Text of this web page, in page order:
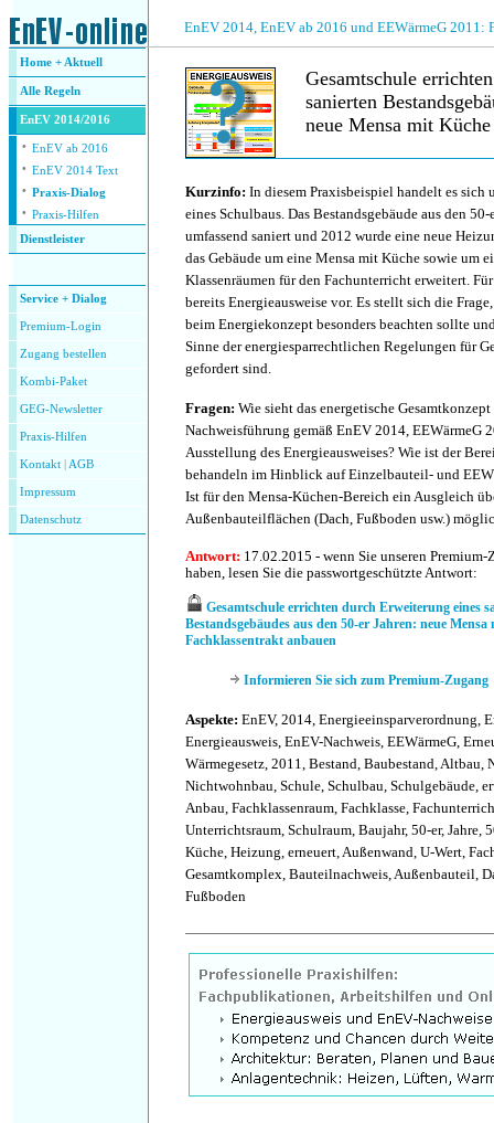
EnEV 2014, EnEV ab 2016 und EEWärmeG 2011:
Home + Aktuell
Alle Regeln
EnEV 2014/2016
· EnEV ab 2016
· EnEV 2014 Text
· Praxis-Dialog
· Praxis-Hilfen
Dienstleister
Service + Dialog
Premium-Login
Zugang bestellen
Kombi-Paket
GEG-Newsletter
Praxis-Hilfen
Kontakt AGB
Impressum
Datenschutz
Gesamtschule
sanierten
neue Mensa mit
Kurzinfo: In diesem Praxisbeispiel handelt es sich
eines Schulbaus. Das Bestandsgebäude aus den
umfassend saniert und 2012 wurde eine neue
das Gebäude um eine Mensa mit Küche sowie um
Klassenräumen für den Fachunterricht erweitert.
bereits Energieausweise vor. Es stellt sich die
beim Energiekonzept besonders beachten sollte
Sinne der energiesparrechtlichen Regelungen für
gefordert sind.
Fragen: Wie sieht das energetische
Nachweisführung gemäß EnEV 2014, EEWärmeG
Ausstellung des Energieausweises? Wie ist der
behandeln im Hinblick auf Einzelbauteil- und
Ist für den Mensa-Küchen-Bereich ein Ausgleich
Außenbauteilflächen (Dach, Fußboden usw.)
Antwort: 17.02.2015 - wenn Sie unseren
haben, lesen Sie die passwortgeschützte Antwort:
Gesamtschule errichten durch Erweiterung eines
Bestandsgebäudes aus den 50-er Jahren: neue Mensa
Fachklassentrakt anbauen
Informieren Sie sich zum Premium-Zugang
Aspekte: EnEV, 2014, Energieeinsparverordnung,
Energieausweis, EnEV-Nachweis, EEWärmeG,
Wärmegesetz, 2011, Bestand, Baubestand, Altbau,
Nichtwohnbau, Schule, Schulbau, Schulgebäude,
Anbau, Fachklassenraum, Fachklasse,
Unterrichtsraum, Schulraum, Baujahr, 50-er, Jahre,
Küche, Heizung, erneuert, Außenwand, U-Wert,
Gesamtkomplex, Bauteilnachweis, Außenbauteil,
Fußboden